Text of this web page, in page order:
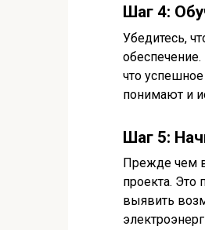
Шаг 4:
Убедитесь,
что
понимают и
Шаг 5:
Прежде чем
проекта. Это
выявить